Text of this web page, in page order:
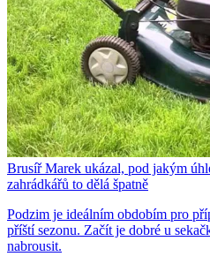
Brusíř Marek ukázal, pod jakým
zahrádkářů to dělá špatně
Podzim je ideálním obdobím pro
příští sezonu. Začít je dobré u
nabrousit.